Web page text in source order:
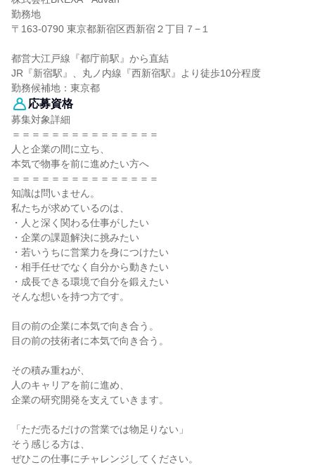
勤務地
〒163-0790 東京都新宿区西新宿２丁目７−１
都営大江戸線『都庁前駅』から直結
JR『新宿駅』、丸ノ内線『西新宿駅』より徒歩10分程度
勤務候補地：東京都
応募資格
募集対象詳細
＝＝＝＝＝＝＝＝＝＝＝＝＝＝＝
人と企業の間に立ち、
本気で物事を前に進めたい方へ
＝＝＝＝＝＝＝＝＝＝＝＝＝＝＝
知識は問いません。
私たちが求めているのは、
・人と深く関わる仕事がしたい
・企業の課題解決に挑みたい
・若いうちに営業力を身につけたい
・相手任せでなく自分から動きたい
・成長できる環境で自分を鍛えたい
そんな想いを持つ方です。
目の前の企業に本気で向き合う。
目の前の技術者に本気で向き合う。
その積み重ねが、
人のキャリアを前に進め、
企業の研究開発を支えていきます。
「ただ売るだけの営業では物足りない」
そう感じる方は、
ぜひこの仕事にチャレンジしてください。